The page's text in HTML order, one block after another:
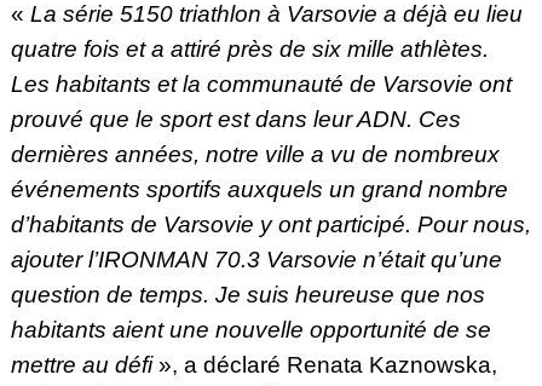
« La série 5150 triathlon à Varsovie a déjà eu lieu
quatre fois et a attiré près de six mille athlètes.
Les habitants et la communauté de Varsovie ont
prouvé que le sport est dans leur ADN. Ces
dernières années, notre ville a vu de nombreux
événements sportifs auxquels un grand nombre
d’habitants de Varsovie y ont participé. Pour nous,
ajouter l’IRONMAN 70.3 Varsovie n’était qu’une
question de temps. Je suis heureuse que nos
habitants aient une nouvelle opportunité de se
mettre au défi», a déclaré Renata Kaznowska,